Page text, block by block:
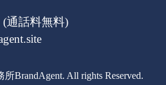
(通話料無料)
BrandAgent. All rights Reserved.